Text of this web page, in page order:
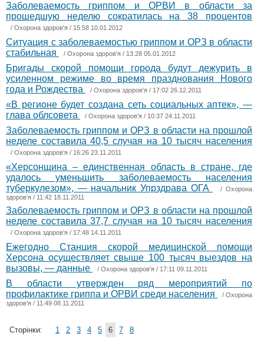
Заболеваемость гриппом и ОРВИ в области за
прошедшую неделю сократилась на 38 процентов
/ Охорона здоров'я / 15:58 10.01.2012
Ситуация с заболеваемостью гриппом и ОРЗ в области
стабильная
/ Охорона здоров'я / 13:28 05.01.2012
Бригады скорой помощи города будут дежурить в
усиленном режиме во время празднования Нового
года и Рождества
/ Охорона здоров'я / 17:02 26.12.2011
«В регионе будет создана сеть социальных аптек», —
глава облсовета
/ Охорона здоров'я / 10:37 24.11.2011
Заболеваемость гриппом и ОРЗ в области на прошлой
неделе составила 40,5 случая на 10 тысяч населения
/ Охорона здоров'я / 16:26 23.11.2011
«Херсонщина – единственная область в стране, где
удалось уменьшить заболеваемость населения
туберкулезом», — начальник Упрздрава ОГА
/ Охорона
здоров'я / 11:42 18.11.2011
Заболеваемость гриппом и ОРЗ в области на прошлой
неделе составила 37,7 случая на 10 тысяч населения
/ Охорона здоров'я / 17:48 14.11.2011
Ежегодно Станция скорой медицинской помощи
Херсона осуществляет свыше 100 тысяч выездов на
вызовы, — данные
/ Охорона здоров'я / 17:11 09.11.2011
В области утвержден ряд мероприятий по
профилактике гриппа и ОРВИ среди населения
/ Охорона
здоров'я / 11:49 08.11.2011
Сторінки: 1 2 3 4 5 6 7 8